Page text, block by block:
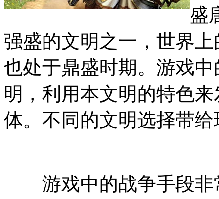
盛
强盛的文明之一，世界
也处于鼎盛时期。游戏
明，利用本文明的特色
体。不同的文明选择带
游戏中的战争手段非